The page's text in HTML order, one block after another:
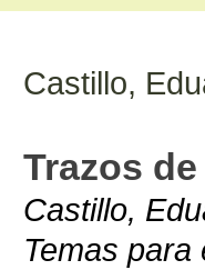
Castillo,
Trazos
Castillo,
Temas